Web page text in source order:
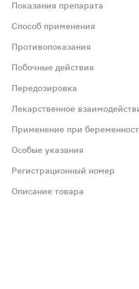
вестибулярных
возраст до 18 лет,
Показания препарата
Способ применения
Противопоказания
Побочные действия
Передозировка
Лекарственное
Применение при
Особые указания
Регистрационный номер
Описание товара